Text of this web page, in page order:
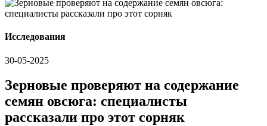
Исследования
30-05-2025
Зерновые проверяют на содержание
семян овсюга: специалисты
рассказали про этот сорняк